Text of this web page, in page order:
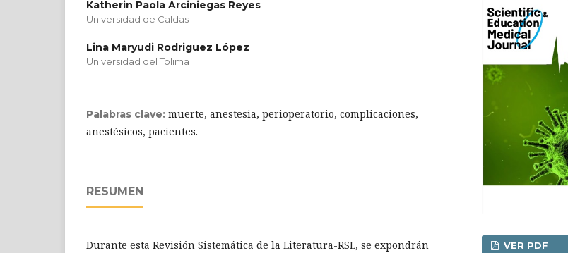
Katherin Paola Arciniegas Reyes
Universidad de Caldas
Lina Maryudi Rodriguez López
Universidad del Tolima
Palabras clave: muerte, anestesia, perioperatorio, complicaciones,
anestésicos, pacientes.
RESUMEN
Durante esta Revisión Sistemática de la Literatura-RSL, se expondrán
VER PDF